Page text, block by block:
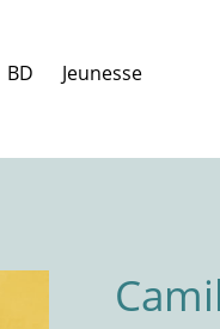
BD Jeunesse